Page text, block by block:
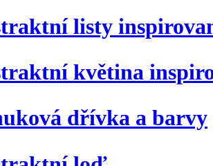
listy
květina
dřívka a barvy